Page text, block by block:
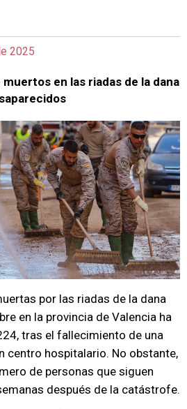
2025
en las riadas de la dana
por las riadas de la dana
en la provincia de Valencia ha
tras el fallecimiento de una
centro hospitalario. No obstante,
de personas que siguen
después de la catástrofe.